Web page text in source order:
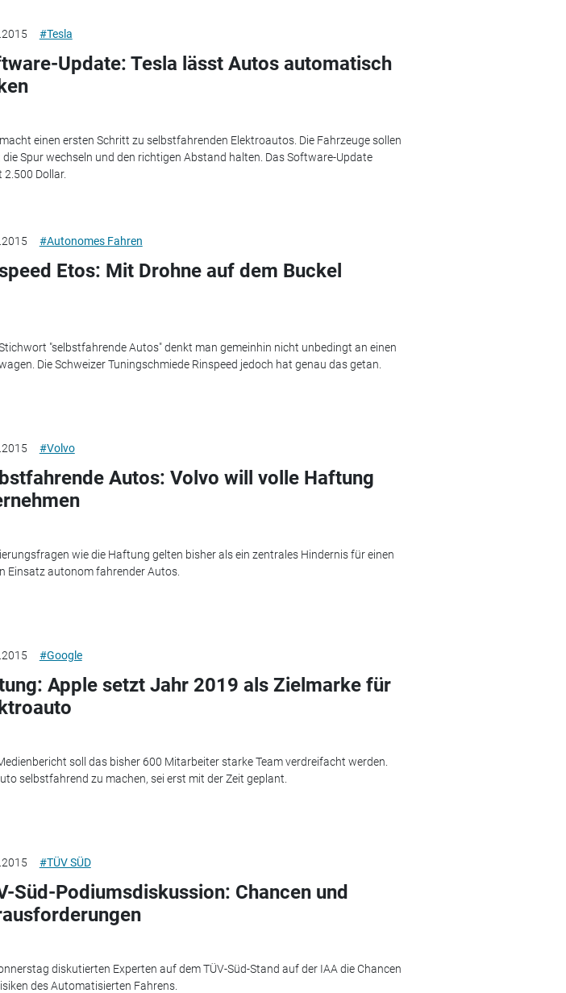
#Tesla
Update: Tesla lässt Autos automatisch
einen ersten Schritt zu selbstfahrenden Elektroautos. Die Fahrzeuge sollen
die Spur wechseln und den richtigen Abstand halten. Das Software-Update
2.500 Dollar.
#Autonomes Fahren
Etos: Mit Drohne auf dem Buckel
"selbstfahrende Autos" denkt man gemeinhin nicht unbedingt an einen
Die Schweizer Tuningschmiede Rinspeed jedoch hat genau das getan.
#Volvo
Autos: Volvo will volle Haftung
wie die Haftung gelten bisher als ein zentrales Hindernis für einen
Einsatz autonom fahrender Autos.
#Google
Apple setzt Jahr 2019 als Zielmarke für
soll das bisher 600 Mitarbeiter starke Team verdreifacht werden.
selbstfahrend zu machen, sei erst mit der Zeit geplant.
#TÜV SÜD
Süd-Podiumsdiskussion: Chancen und
diskutierten Experten auf dem TÜV-Süd-Stand auf der IAA die Chancen
des Automatisierten Fahrens.